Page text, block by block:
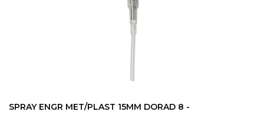
SPRAY ENGR MET/PLAST 15MM DORAD 8 -